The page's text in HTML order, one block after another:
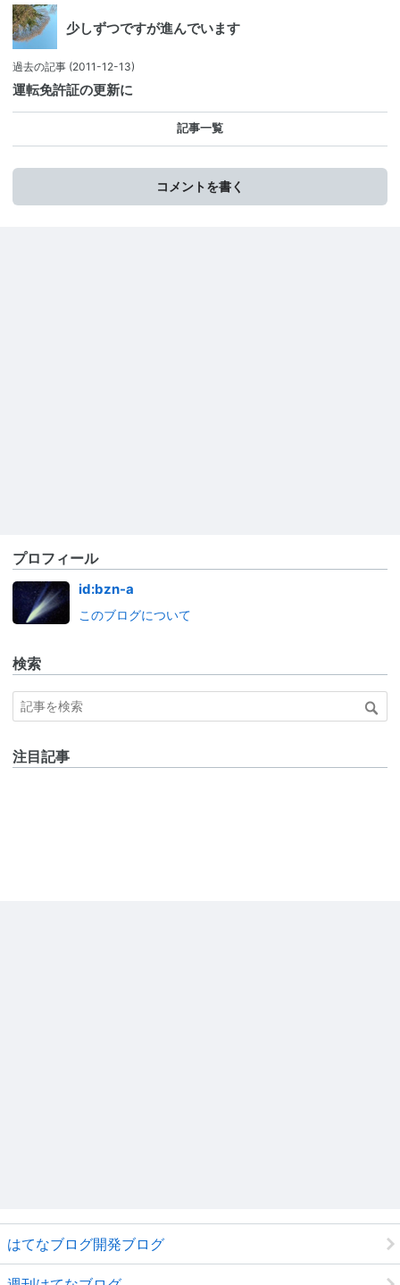
少しずつですが進んでいます
過去の記事 (2011-12-13)
運転免許証の更新に
記事一覧
コメントを書く
プロフィール
id:bzn-a
このブログについて
検索
注目記事
はてなブログ開発ブログ